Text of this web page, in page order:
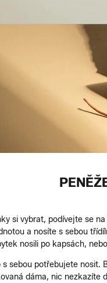
si vybrat, podívejte se
a nosíte s sebou
nosili po kapsách,
sebou potřebujete nosit.
dáma, nic nezkazíte